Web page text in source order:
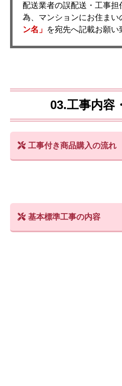
配送業者の誤配送・工事
為、マンションにお住まい
ン名」 を宛先へ記載お願い
03.工事内容
工事付き商品購入の流れ
基本標準工事の内容